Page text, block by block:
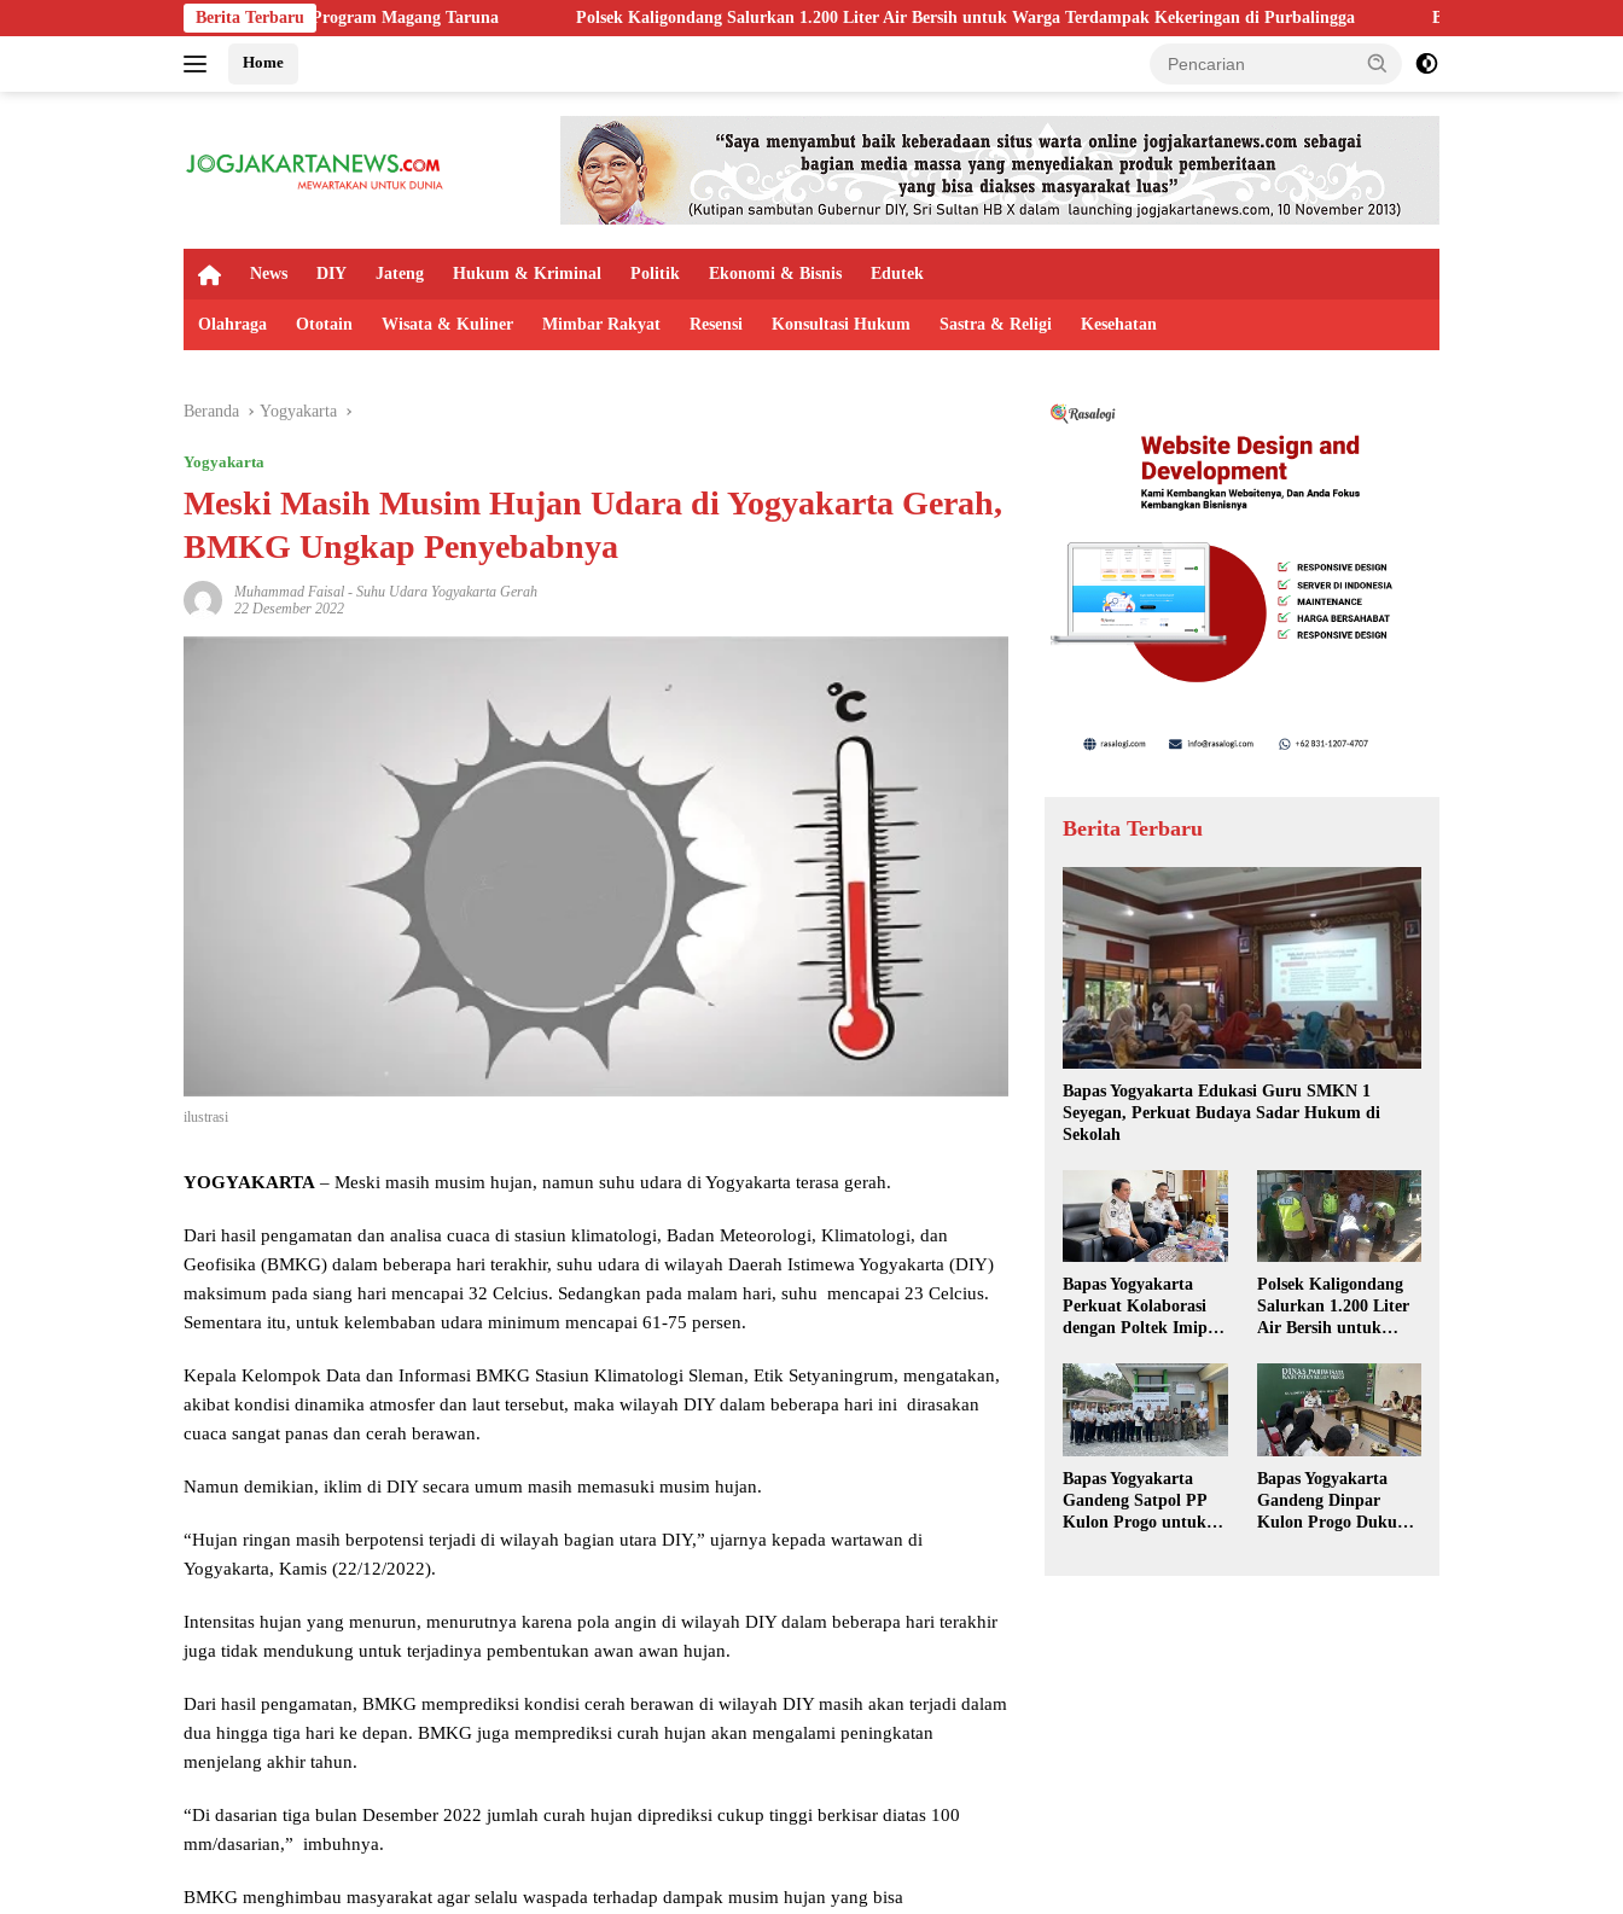
ke
Berita Terbaru
Imipas, Evaluasi Program Magang Taruna Polsek Kaligondang Salurkan 1.200 Liter Air Bersih untuk Warga Terdampak Kekeringan di Purbalingga Bapas Yogyakarta Gandeng Satpol PP Kulon
Home
H
m
News DIY Jateng Hukum & Kriminal Politik Ekonomi & Bisnis Edutek
Olahraga Ototain Wisata & Kuliner Mimbar Rakyat Resensi Konsultasi Hukum Sastra & Religi Kesehatan
Beranda Yogyakarta
Yogyakarta
Meski Masih Musim Hujan Udara di Yogyakarta Gerah,
BMKG Ungkap Penyebabnya
Muhammad Faisal - Suhu Udara Yogyakarta Gerah
22 Desember 2022
ilustrasi
YOGYAKARTA – Meski masih musim hujan, namun suhu udara di Yogyakarta terasa gerah.
Dari hasil pengamatan dan analisa cuaca di stasiun klimatologi, Badan Meteorologi, Klimatologi, dan
Geofisika (BMKG) dalam beberapa hari terakhir, suhu udara di wilayah Daerah Istimewa Yogyakarta (DIY)
maksimum pada siang hari mencapai 32 Celcius. Sedangkan pada malam hari, suhu mencapai 23 Celcius.
Sementara itu, untuk kelembaban udara minimum mencapai 61-75 persen.
Kepala Kelompok Data dan Informasi BMKG Stasiun Klimatologi Sleman, Etik Setyaningrum, mengatakan,
akibat kondisi dinamika atmosfer dan laut tersebut, maka wilayah DIY dalam beberapa hari ini dirasakan
cuaca sangat panas dan cerah berawan.
Namun demikian, iklim di DIY secara umum masih memasuki musim hujan.
“Hujan ringan masih berpotensi terjadi di wilayah bagian utara DIY,” ujarnya kepada wartawan di
Yogyakarta, Kamis (22/12/2022).
Intensitas hujan yang menurun, menurutnya karena pola angin di wilayah DIY dalam beberapa hari terakhir
juga tidak mendukung untuk terjadinya pembentukan awan awan hujan.
Dari hasil pengamatan, BMKG memprediksi kondisi cerah berawan di wilayah DIY masih akan terjadi dalam
dua hingga tiga hari ke depan. BMKG juga memprediksi curah hujan akan mengalami peningkatan
menjelang akhir tahun.
“Di dasarian tiga bulan Desember 2022 jumlah curah hujan diprediksi cukup tinggi berkisar diatas 100
mm/dasarian,” imbuhnya.
BMKG menghimbau masyarakat agar selalu waspada terhadap dampak musim hujan yang bisa
Berita Terbaru
Bapas Yogyakarta Edukasi Guru SMKN 1
Seyegan, Perkuat Budaya Sadar Hukum di
Sekolah
Bapas Yogyakarta
Perkuat Kolaborasi
dengan Poltek Imipas,
Magang Taruna
Polsek Kaligondang
Salurkan 1.200 Liter
Air Bersih untuk
Kekeringan di
Purbalingga
Bapas Yogyakarta
Gandeng Satpol PP
Kulon Progo untuk
Bapas Yogyakarta
Gandeng Dinpar
Kulon Progo Dukung